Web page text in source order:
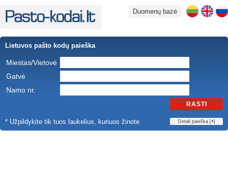
Duomenų bazė
Lietuvos pašto kodų paieška
Miestas/Vietovė
Gatvė
Namo nr.
RASTI
* Užpildykite tik tuos laukelius, kuriuos žinote Detali paieška [+]